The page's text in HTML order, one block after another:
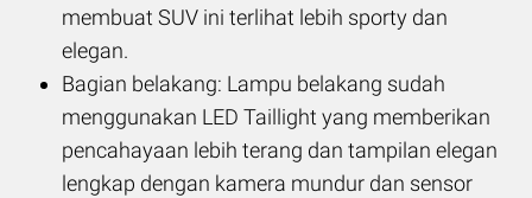
membuat SUV ini terlihat lebih sporty dan
elegan.
Bagian belakang: Lampu belakang sudah
menggunakan LED Taillight yang memberikan
pencahayaan lebih terang dan tampilan elegan
lengkap dengan kamera mundur dan sensor